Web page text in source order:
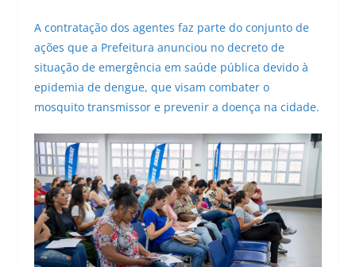
A contratação dos agentes faz parte do conjunto de
ações que a Prefeitura anunciou no decreto de
situação de emergência em saúde pública devido à
epidemia de dengue, que visam combater o
mosquito transmissor e prevenir a doença na cidade.